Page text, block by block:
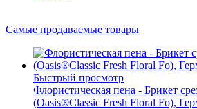
Самые продаваемые товары
Быстрый просмотр
Флористическая пена - Брикет
(Oasis®Classic Fresh Floral Fo),